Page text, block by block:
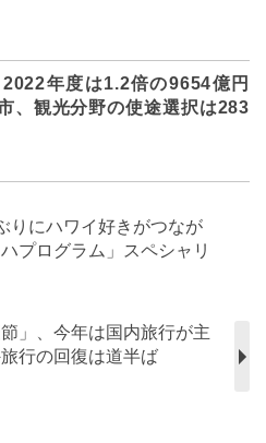
年度は1.2倍の9654億円
、観光分野の使途選択は283
りにハワイ好きがつなが
プログラム」スペシャリ
」、今年は国内旅行が主
行の回復は道半ば